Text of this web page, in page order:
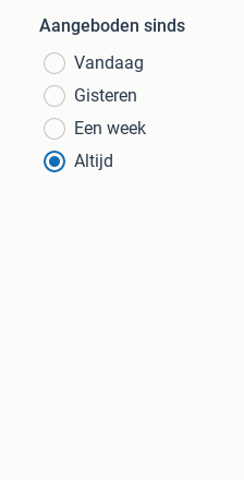
Aangeboden sinds
Vandaag
Gisteren
Een week
Altijd